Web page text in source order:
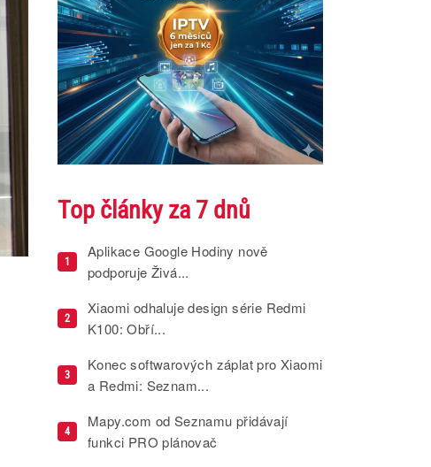
Top články za 7 dnů
1
Aplikace Google Hodiny nově
podporuje Živá...
2
Xiaomi odhaluje design série Redmi
K100: Obří...
3
Konec softwarových záplat pro Xiaomi
a Redmi: Seznam...
4
Mapy.com od Seznamu přidávají
funkci PRO plánovač